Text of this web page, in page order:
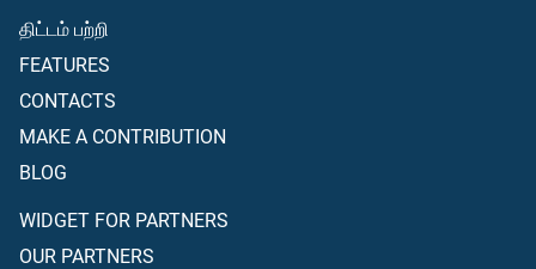
திட்டம் பற்றி
FEATURES
CONTACTS
MAKE A CONTRIBUTION
BLOG
WIDGET FOR PARTNERS
OUR PARTNERS